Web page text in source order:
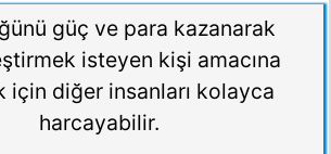
güç ve para kazanarak
isteyen kişi amacına
için diğer insanları kolayca
harcayabilir.